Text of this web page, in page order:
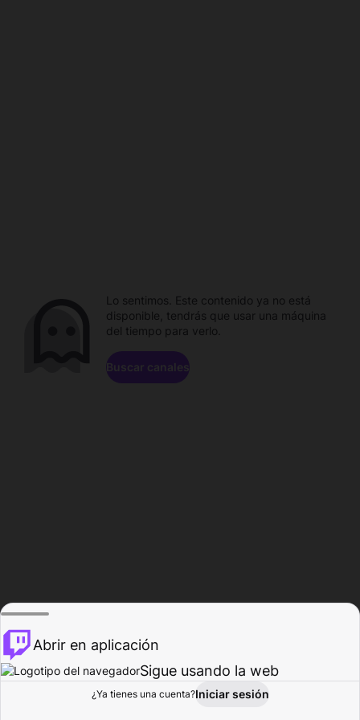
Explorar Actividad
Lo sentimos. Este contenido ya no está
disponible, tendrás que usar una máquina
del tiempo para verlo.
Buscar canales
Abrir en aplicación
Sigue usando la web
¿Ya tienes una cuenta?Iniciar sesión